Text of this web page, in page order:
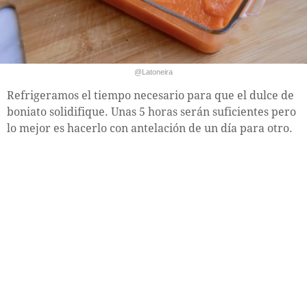
@Latoneira
Refrigeramos el tiempo necesario para que el dulce de
boniato solidifique. Unas 5 horas serán suficientes pero
lo mejor es hacerlo con antelación de un día para otro.